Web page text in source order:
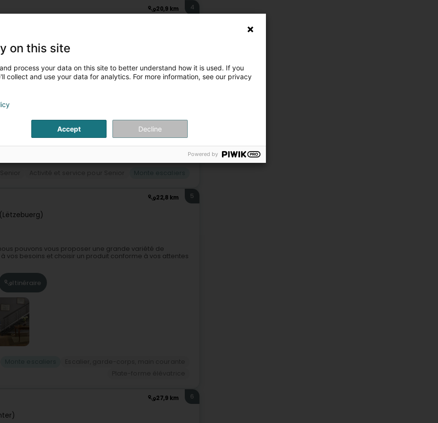
20,9 km 4
Sàrl est spécialisée dans les monte-escaliers et
nous proposons des monte-escaliers Otolift, des
22,8 km 5
pouvons vous proposer une grande variété de
vos besoins et choisir un produit conforme à vos attentes
Itinéraire
27,9 km 6
on this site
process your data on this site to better understand how it is used. If you
collect and use your data for analytics. For more information, see our privacy
Accept Decline
Powered by